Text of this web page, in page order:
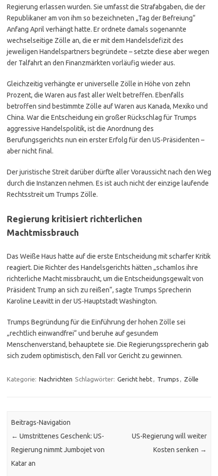
Regierung erlassen wurden. Sie umfasst die Strafabgaben, die der
Republikaner am von ihm so bezeichneten „Tag der Befreiung“
Anfang April verhängt hatte. Er ordnete damals sogenannte
wechselseitige Zölle an, die er mit dem Handelsdefizit des
jeweiligen Handelspartners begründete – setzte diese aber wegen
der Talfahrt an den Finanzmärkten vorläufig wieder aus.
Gleichzeitig verhängte er universelle Zölle in Höhe von zehn
Prozent, die Waren aus fast aller Welt betreffen. Ebenfalls
betroffen sind bestimmte Zölle auf Waren aus Kanada, Mexiko und
China. War die Entscheidung ein großer Rückschlag für Trumps
aggressive Handelspolitik, ist die Anordnung des
Berufungsgerichts nun ein erster Erfolg für den US-Präsidenten –
aber nicht final.
Der juristische Streit darüber dürfte aller Voraussicht nach den Weg
durch die Instanzen nehmen. Es ist auch nicht der einzige laufende
Rechtsstreit um Trumps Zölle.
Regierung kritisiert richterlichen
Machtmissbrauch
Das Weiße Haus hatte auf die erste Entscheidung mit scharfer Kritik
reagiert. Die Richter des Handelsgerichts hätten „schamlos ihre
richterliche Macht missbraucht, um die Entscheidungsgewalt von
Präsident Trump an sich zu reißen“, sagte Trumps Sprecherin
Karoline Leavitt in der US-Hauptstadt Washington.
Trumps Begründung für die Einführung der hohen Zölle sei
„rechtlich einwandfrei“ und beruhe auf gesundem
Menschenverstand, behauptete sie. Die Regierungssprecherin gab
sich zudem optimistisch, den Fall vor Gericht zu gewinnen.
Kategorie: Nachrichten Schlagwörter: Gericht hebt, Trumps , Zölle
Beitrags-Navigation
← Umstrittenes Geschenk: US-
Regierung nimmt Jumbojet von
Katar an
US-Regierung will weiter
Kosten senken →